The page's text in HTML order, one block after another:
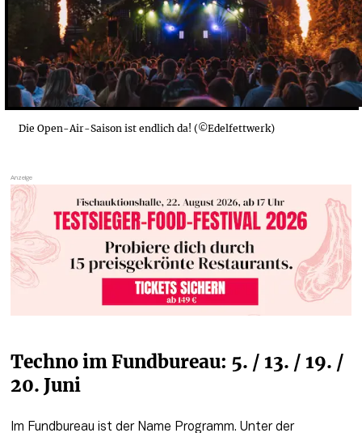
VÖLLIG VERSTRAHLT ABER KEIN FUSION TICKET ...
Die Open-Air-Saison ist endlich da! (©Edelfettwerk)
Techno im Fundbureau: 5. / 13. / 19. /
20. Juni
Im Fundbureau ist der Name Programm. Unter der